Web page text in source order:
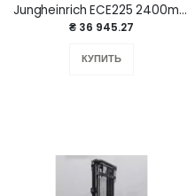
Jungheinrich ECE225 2400mm плохая батарея
₴ 36 945.27
КУПИТЬ